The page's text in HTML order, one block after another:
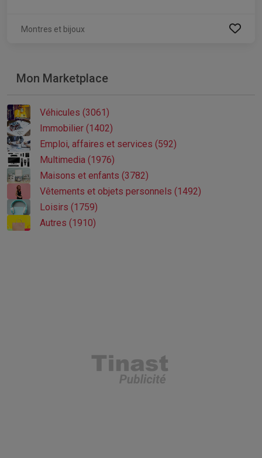
Montres et bijoux
Mon Marketplace
Véhicules (3061)
Immobilier (1402)
Emploi, affaires et services (592)
Multimedia (1976)
Maisons et enfants (3782)
Vêtements et objets personnels (1492)
Loisirs (1759)
Autres (1910)